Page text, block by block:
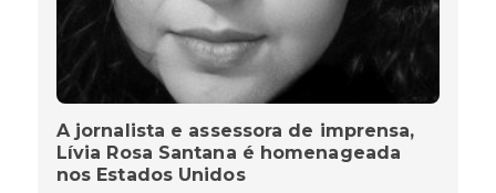
A jornalista e assessora de imprensa,
Lívia Rosa Santana é homenageada
nos Estados Unidos